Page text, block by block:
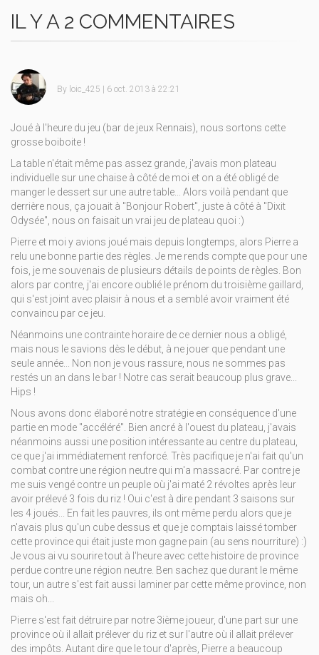
IL Y A 2 COMMENTAIRES
By loic_425 | 6 oct. 2013 à 22:21
Joué à l'heure du jeu (bar de jeux Rennais), nous sortons cette
grosse boiboite !
La table n'était même pas assez grande, j'avais mon plateau
individuelle sur une chaise à côté de moi et on a été obligé de
manger le dessert sur une autre table... Alors voilà pendant que
derrière nous, ça jouait à "Bonjour Robert", juste à côté à "Dixit
Odysée", nous on faisait un vrai jeu de plateau quoi :)
Pierre et moi y avions joué mais depuis longtemps, alors Pierre a
relu une bonne partie des règles. Je me rends compte que pour une
fois, je me souvenais de plusieurs détails de points de règles. Bon
alors par contre, j'ai encore oublié le prénom du troisième gaillard,
qui s'est joint avec plaisir à nous et a semblé avoir vraiment été
convaincu par ce jeu.
Néanmoins une contrainte horaire de ce dernier nous a obligé,
mais nous le savions dès le début, à ne jouer que pendant une
seule année... Non non je vous rassure, nous ne sommes pas
restés un an dans le bar ! Notre cas serait beaucoup plus grave...
Hips !
Nous avons donc élaboré notre stratégie en conséquence d'une
partie en mode "accéléré". Bien ancré à l'ouest du plateau, j'avais
néanmoins aussi une position intéressante au centre du plateau,
ce que j'ai immédiatement renforcé. Très pacifique je n'ai fait qu'un
combat contre une région neutre qui m'a massacré. Par contre je
me suis vengé contre un peuple où j'ai maté 2 révoltes après leur
avoir prélevé 3 fois du riz ! Oui c'est à dire pendant 3 saisons sur
les 4 joués... En fait les pauvres, ils ont même perdu alors que je
n'avais plus qu'un cube dessus et que je comptais laissé tomber
cette province qui était juste mon gagne pain (au sens nourriture) :)
Je vous ai vu sourire tout à l'heure avec cette histoire de province
perdue contre une région neutre. Ben sachez que durant le même
tour, un autre s'est fait aussi laminer par cette même province, non
mais oh...
Pierre s'est fait détruire par notre 3ième joueur, d'une part sur une
province où il allait prélever du riz et sur l'autre où il allait prélever
des impôts. Autant dire que le tour d'après, Pierre a beaucoup